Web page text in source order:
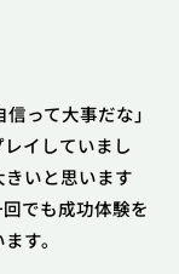
って大事だな」
イしていまし
いと思います
でも成功体験を
す。